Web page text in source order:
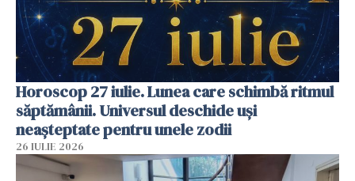
Horoscop 27 iulie. Lunea care schimbă ritmul
săptămânii. Universul deschide uși
neașteptate pentru unele zodii
26 IULIE 2026